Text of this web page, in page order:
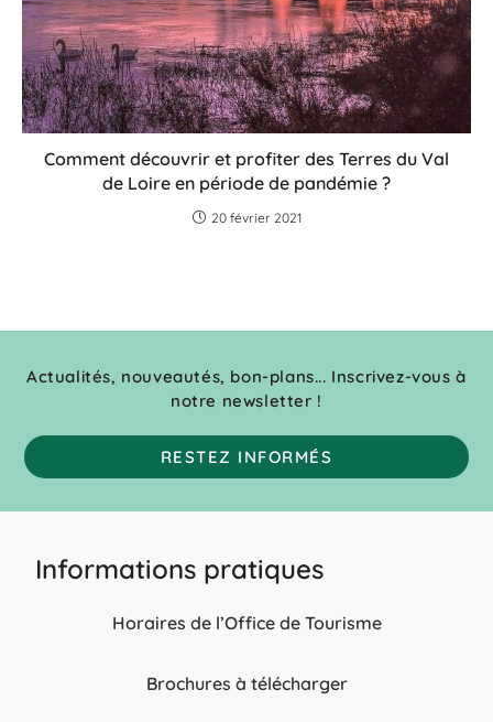
Comment découvrir et profiter des Terres du Val
de Loire en période de pandémie ?
20 février 2021
Actualités, nouveautés, bon-plans... Inscrivez-vous à
notre newsletter !
RESTEZ INFORMÉS
Informations pratiques
Horaires de l’Office de Tourisme
Brochures à télécharger